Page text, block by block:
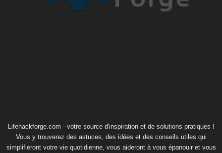
Lifehackforge.com - votre source d'inspiration et de solutions pratiques !
Vous y trouverez des astuces, des idées et des conseils utiles qui
simplifieront votre vie quotidienne, vous aideront à vous épanouir et vous